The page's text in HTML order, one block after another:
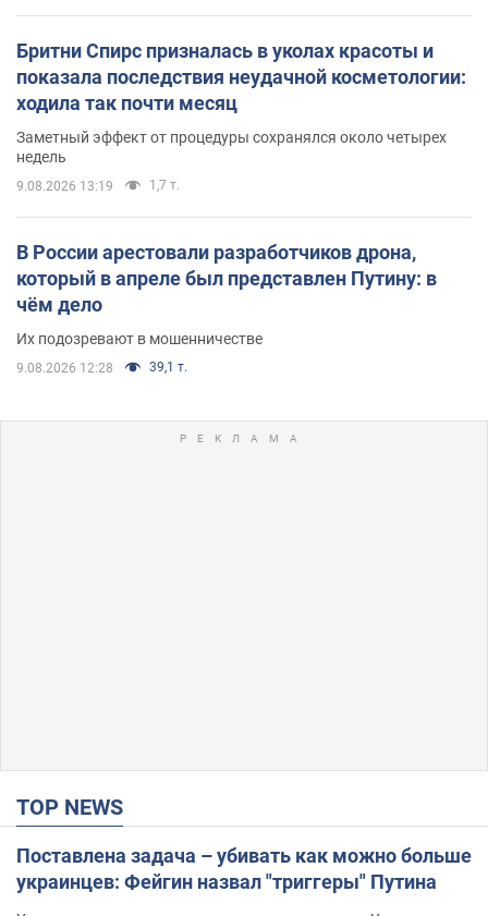
Бритни Спирс призналась в уколах красоты и
показала последствия неудачной косметологии:
ходила так почти месяц
Заметный эффект от процедуры сохранялся около четырех
недель
9.08.2026 13:19 1,7 т.
В России арестовали разработчиков дрона,
который в апреле был представлен Путину: в
чём дело
Их подозревают в мошенничестве
9.08.2026 12:28 39,1 т.
TOP NEWS
Поставлена задача – убивать как можно больше
украинцев: Фейгин назвал "триггеры" Путина